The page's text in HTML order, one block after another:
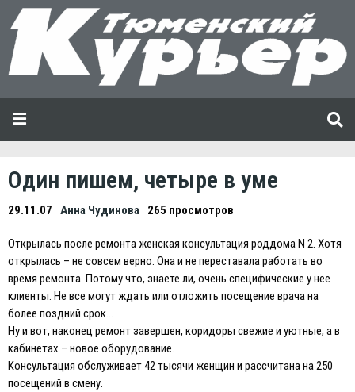
Один пишем, четыре в уме
29.11.07 Анна Чудинова 265 просмотров
Открылась после ремонта женская консультация роддома N 2. Хотя
открылась – не совсем верно. Она и не переставала работать во
время ремонта. Потому что, знаете ли, очень специфические у нее
клиенты. Не все могут ждать или отложить посещение врача на
более поздний срок…
Ну и вот, наконец ремонт завершен, коридоры свежие и уютные, а в
кабинетах – новое оборудование.
Консультация обслуживает 42 тысячи женщин и рассчитана на 250
посещений в смену.